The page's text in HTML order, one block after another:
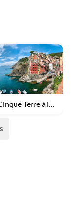
Terre à la Toscane